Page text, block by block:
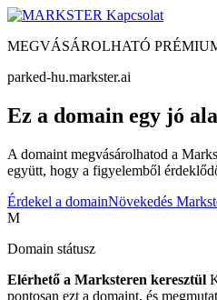
Kapcsolat
MEGVÁSÁROLHATÓ
parked-hu.markster.ai
Ez a domain egy jó
A domaint megvásárolhatod a
együtt, hogy a figyelemből
Érdekel a domainNövekedés
M
Domain státusz
Elérhető a Marksteren keresztül
pontosan ezt a domaint, és